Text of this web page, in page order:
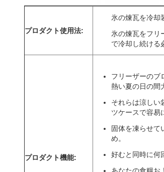
プロダクト使用法:
氷の煉瓦を冷却
氷の煉瓦をフリ
で冷却し続ける
プロダクト機能:
フリーザーのブ
熱い夏の日の間
それらは涼しい
ツケースで容易
固体を凍らせて
め。
好むと同時に何